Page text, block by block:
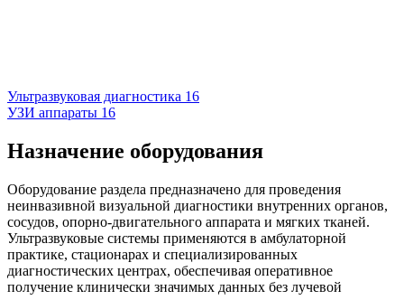
Ультразвуковая диагностика 16
УЗИ аппараты 16
Назначение оборудования
Оборудование раздела предназначено для проведения
неинвазивной визуальной диагностики внутренних органов,
сосудов, опорно-двигательного аппарата и мягких тканей.
Ультразвуковые системы применяются в амбулаторной
практике, стационарах и специализированных
диагностических центрах, обеспечивая оперативное
получение клинически значимых данных без лучевой